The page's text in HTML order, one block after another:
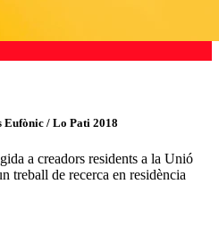
Eufònic / Lo Pati 2018
a creadors residents a la Unió
treball de recerca en residència